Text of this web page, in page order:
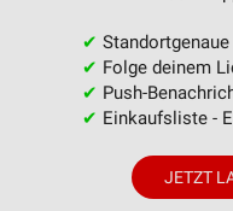
✔
✔ Folge deinem
✔ Push-
✔ Einkaufsliste -
JETZT
Verwendung von
personalisierter Inhalte
Messung der
Messung der